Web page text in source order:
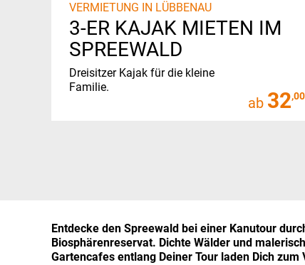
VERMIETUNG IN LÜBBENAU
3-ER KAJAK MIETEN IM
SPREEWALD
Dreisitzer Kajak für die kleine
Familie.
ab 32,00
Entdecke den Spreewald bei einer Kanutour
Biosphärenreservat. Dichte Wälder und
Gartencafes entlang Deiner Tour laden Dich zum